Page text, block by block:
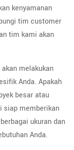
kenyamanan
tim customer
tim kami akan
melakukan
Anda. Apakah
besar atau
siap memberikan
ukuran dan
Anda.